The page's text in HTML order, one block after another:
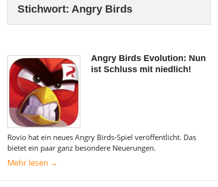
Stichwort: Angry Birds
Angry Birds Evolution: Nun
ist Schluss mit niedlich!
Rovio hat ein neues Angry Birds-Spiel veröffentlicht. Das
bietet ein paar ganz besondere Neuerungen.
Mehr lesen →